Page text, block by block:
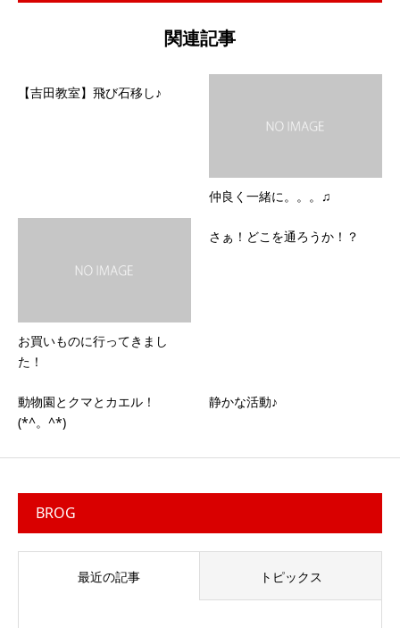
関連記事
【吉田教室】飛び石移し♪
仲良く一緒に。。。♫
お買いものに行ってきまし
た！
さぁ！どこを通ろうか！？
動物園とクマとカエル！
(*^。^*)
静かな活動♪
BROG
最近の記事 トピックス